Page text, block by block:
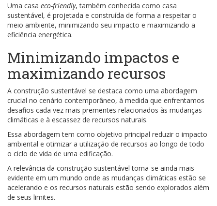
Uma casa eco-friendly, também conhecida como casa
sustentável, é projetada e construída de forma a respeitar o
meio ambiente, minimizando seu impacto e maximizando a
eficiência energética.
Minimizando impactos e
maximizando recursos
A construção sustentável se destaca como uma abordagem
crucial no cenário contemporâneo, à medida que enfrentamos
desafios cada vez mais prementes relacionados às mudanças
climáticas e à escassez de recursos naturais.
Essa abordagem tem como objetivo principal reduzir o impacto
ambiental e otimizar a utilização de recursos ao longo de todo
o ciclo de vida de uma edificação.
A relevância da construção sustentável torna-se ainda mais
evidente em um mundo onde as mudanças climáticas estão se
acelerando e os recursos naturais estão sendo explorados além
de seus limites.